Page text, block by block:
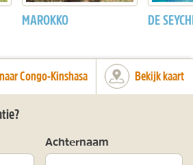
MAROKKO DE
Congo-Kinshasa Bekijk kaart
Achternaam